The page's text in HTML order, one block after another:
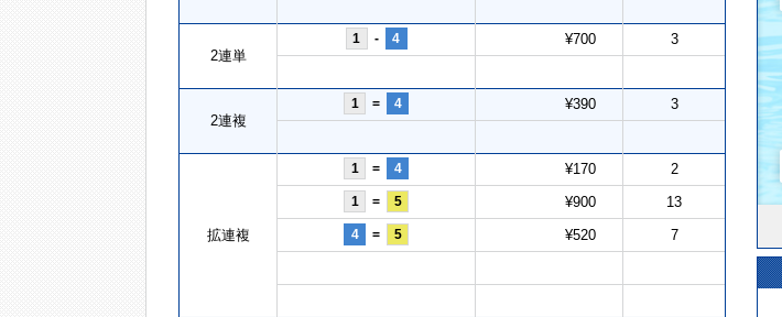
2連単
1 - 4 ¥700 3
2連複
1 = 4 ¥390 3
拡連複
1 = 4 ¥170 2
1 = 5 ¥900 13
4 = 5 ¥520 7